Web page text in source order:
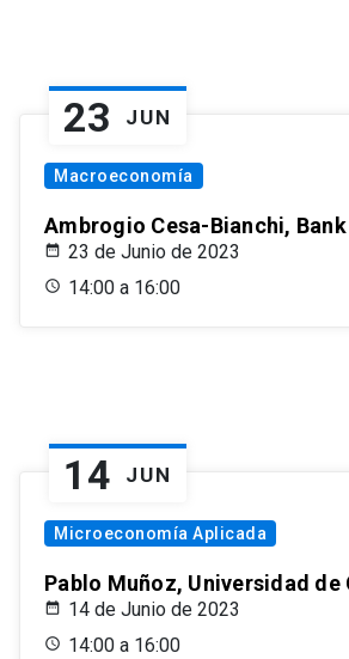
23 JUN
Macroeconomía
Ambrogio Cesa-Bianchi, Bank
23 de Junio de 2023
14:00 a 16:00
14 JUN
Microeconomía Aplicada
Pablo Muñoz, Universidad de
14 de Junio de 2023
14:00 a 16:00